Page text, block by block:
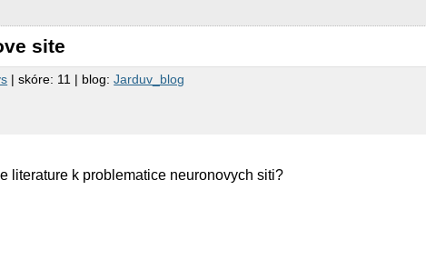
site
| skóre: 11 | blog:Jarduv_blog
literature k problematice neuronovych siti?